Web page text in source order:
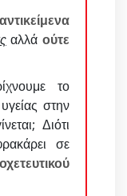
αλλάούτε
το
στην
Διότι
σε